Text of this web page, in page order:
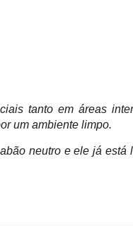
tanto em áreas
um ambiente limpo.
neutro e ele já está